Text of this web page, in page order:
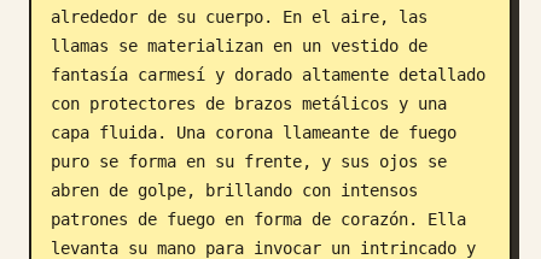
alrededor de su cuerpo. En el aire, las
llamas se materializan en un vestido de
fantasía carmesí y dorado altamente detallado
con protectores de brazos metálicos y una
capa fluida. Una corona llameante de fuego
puro se forma en su frente, y sus ojos se
abren de golpe, brillando con intensos
patrones de fuego en forma de corazón. Ella
levanta su mano para invocar un intrincado y